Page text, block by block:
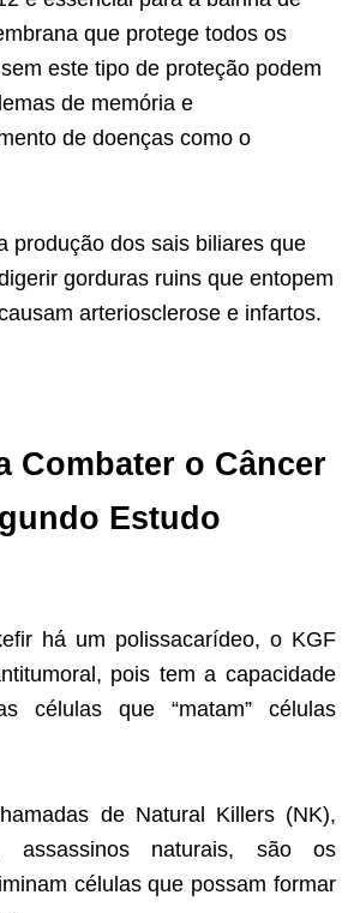
que protege todos os
este tipo de proteção podem
de memória e
de doenças como o
produção dos sais biliares que
gorduras ruins que entopem
arteriosclerose e infartos.
Combater o Câncer
Estudo
há um polissacarídeo, o KGF
pois tem a capacidade
células que “matam” células
de Natural Killers (NK),
assassinos naturais, são os
células que possam formar